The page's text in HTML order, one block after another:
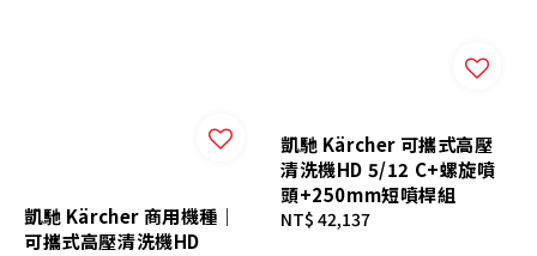
凱馳 Kärcher 商用機種｜
可攜式高壓清洗機HD
凱馳 Kärcher 可攜式高壓
清洗機HD 5/12 C+螺旋噴
頭+250mm短噴桿組
Regular
NT$ 42,137